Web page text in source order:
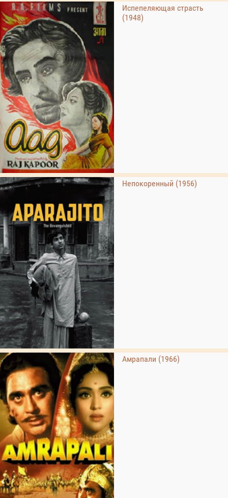
Испепеляющая страсть
(1948)
Непокоренный (1956)
Амрапали (1966)